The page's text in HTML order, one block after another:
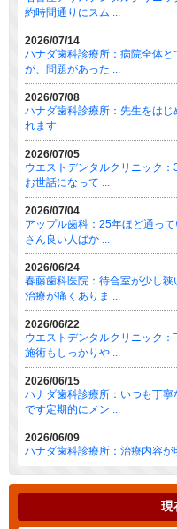
約時間通りにスム ...
2026/07/14
ハナダ歯科診療所：病院全体
が、問題があった ...
2026/07/08
ハナダ歯科診療所：先生をは
れます
2026/07/05
ウエストデンタルクリニック
お世話になって ...
2026/07/04
アップル歯科：25年ほど通っ
さん良い人ばか ...
2026/06/24
春藤歯科医院：待合室が少し狭
治療が痛くありま ...
2026/06/22
ウエストデンタルクリニック：
施術もしっかりや ...
2026/06/15
ハナダ歯科診療所：いつも丁
です定期的にメン ...
2026/06/09
ハナダ歯科診療所：治療内容が
現